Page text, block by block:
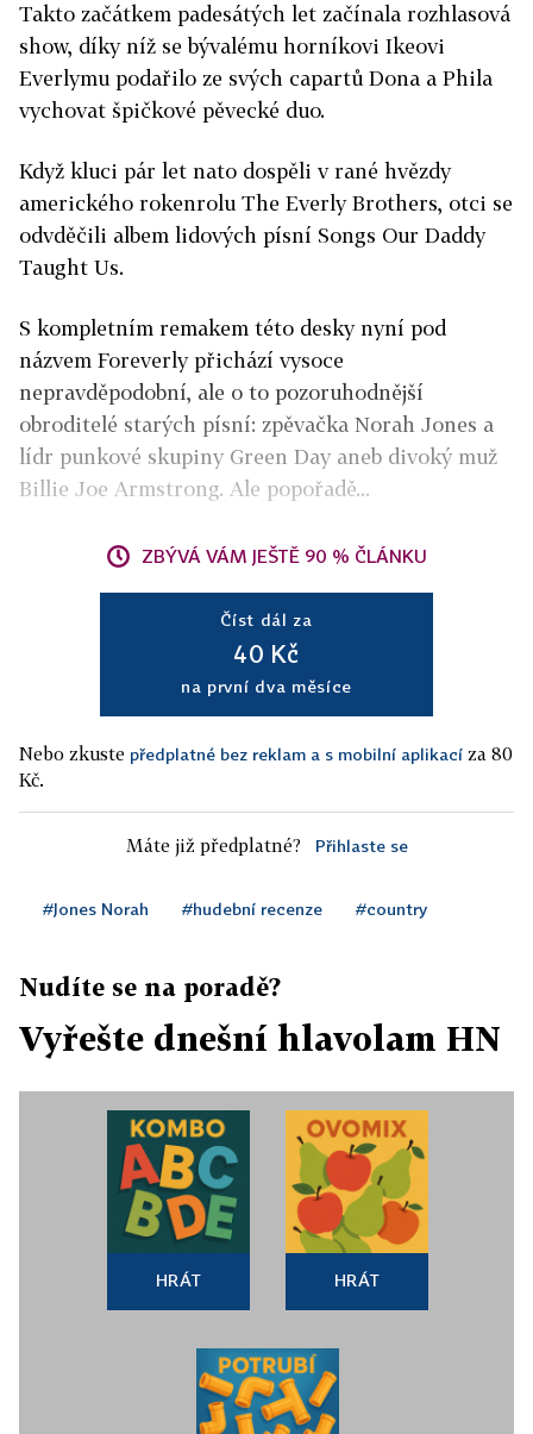
Takto začátkem padesátých let začínala rozhlasová
show, díky níž se bývalému horníkovi Ikeovi
Everlymu podařilo ze svých capartů Dona a Phila
vychovat špičkové pěvecké duo.
Když kluci pár let nato dospěli v rané hvězdy
amerického rokenrolu The Everly Brothers, otci se
odvděčili albem lidových písní Songs Our Daddy
Taught Us.
S kompletním remakem této desky nyní pod
názvem Foreverly přichází vysoce
nepravděpodobní, ale o to pozoruhodnější
obroditelé starých písní: zpěvačka Norah Jones a
lídr punkové skupiny Green Day aneb divoký muž
Billie Joe Armstrong. Ale popořadě...
ZBÝVÁ VÁM JEŠTĚ 90 % ČLÁNKU
Číst dál za
40 Kč
na první dva měsíce
Nebo zkuste předplatné bez reklam a s mobilní aplikací za 80
Kč.
Máte již předplatné? Přihlaste se
#Jones Norah #hudební recenze #country
Nudíte se na poradě?
Vyřešte dnešní hlavolam HN
HRÁT HRÁT